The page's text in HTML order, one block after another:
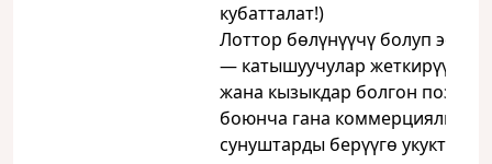
кубатталат!)
Лоттор бөлүнүүчү болуп
— катышуучулар жеткирүүгө
жана кызыкдар болгон
боюнча гана коммерциялык
сунуштарды берүүгө укуктуу.